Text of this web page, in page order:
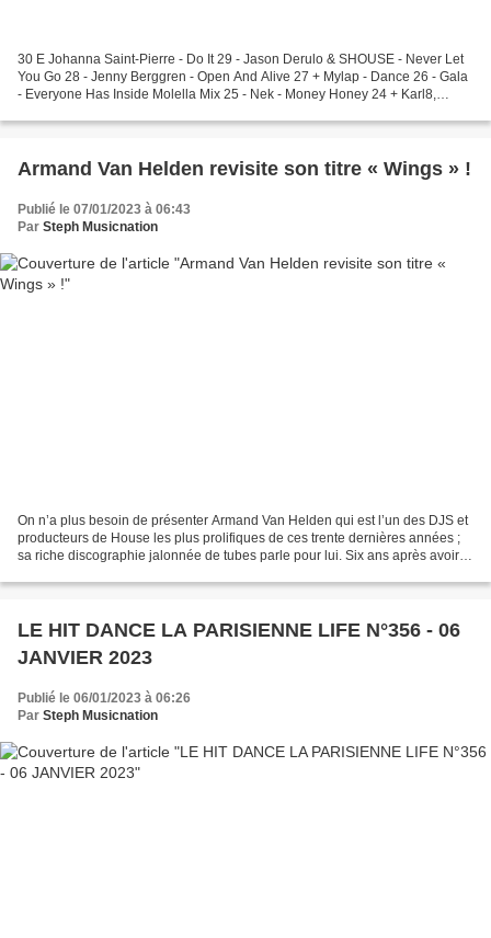
30 E Johanna Saint-Pierre - Do It 29 - Jason Derulo & SHOUSE - Never Let
You Go 28 - Jenny Berggren - Open And Alive 27 + Mylap - Dance 26 - Gala
- Everyone Has Inside Molella Mix 25 - Nek - Money Honey 24 + Karl8,
Armand Van Helden revisite son titre « Wings » !
Publié le 07/01/2023 à 06:43
Par Steph Musicnation
On n’a plus besoin de présenter Armand Van Helden qui est l’un des DJS et
producteurs de House les plus prolifiques de ces trente dernières années ;
sa riche discographie jalonnée de tubes parle pour lui. Six ans après avoir
LE HIT DANCE LA PARISIENNE LIFE N°356 - 06
JANVIER 2023
Publié le 06/01/2023 à 06:26
Par Steph Musicnation